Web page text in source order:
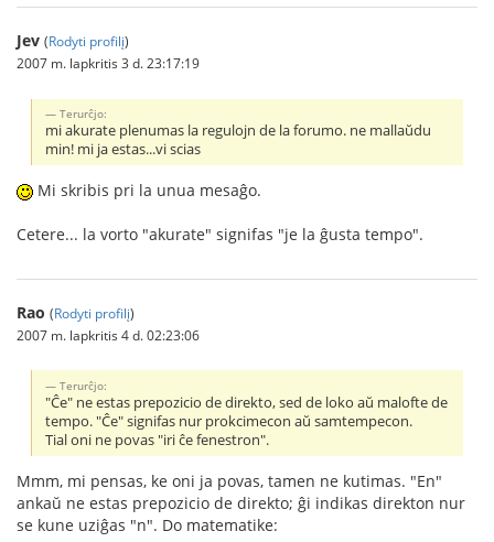
Jev (Rodyti profilį)
2007 m. lapkritis 3 d. 23:17:19
Terurĉjo:
mi akurate plenumas la regulojn de la forumo. ne mallaŭdu
min! mi ja estas...vi scias
Mi skribis pri la unua mesaĝo.
Cetere... la vorto "akurate" signifas "je la ĝusta tempo".
Rao (Rodyti profilį)
2007 m. lapkritis 4 d. 02:23:06
Terurĉjo:
"Ĉe" ne estas prepozicio de direkto, sed de loko aŭ malofte de
tempo. "Ĉe" signifas nur prokcimecon aŭ samtempecon.
Tial oni ne povas "iri ĉe fenestron".
Mmm, mi pensas, ke oni ja povas, tamen ne kutimas. "En"
ankaŭ ne estas prepozicio de direkto; ĝi indikas direkton nur
se kune uziĝas "n". Do matematike: